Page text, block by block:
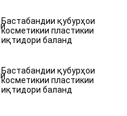
Бастабандии қубурҳои
косметикии пластикии
иқтидори баланд
Бастабандии қубурҳои
косметикии пластикии
иқтидори баланд